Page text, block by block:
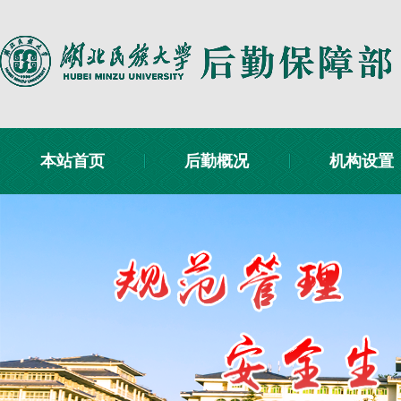
本站首页 后勤概况 机构设置